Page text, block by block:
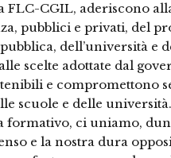
FLC-CGIL, aderiscono
pubblici e privati, del
dell’università e
scelte adottate dal
e compromettono
scuole e delle
formativo, ci uniamo,
e la nostra dura